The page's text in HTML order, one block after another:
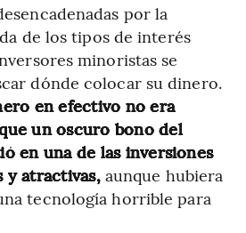
por la
de los tipos de interés
minoristas se
dónde colocar su dinero.
en efectivo no era
un oscuro bono del
en una de las inversiones
y atractivas,aunque hubiera
tecnología horrible para